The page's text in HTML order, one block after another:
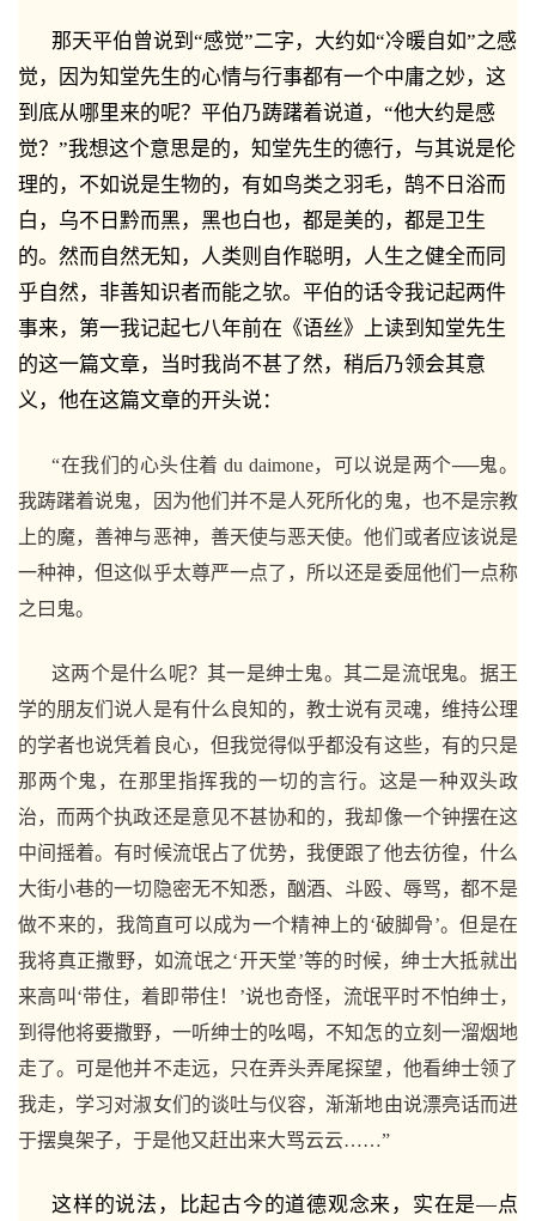
那天平伯曾说到“感觉”二字，大约如“冷暖自如”之感
觉，因为知堂先生的心情与行事都有一个中庸之妙，这
到底从哪里来的呢？平伯乃踌躇着说道，“他大约是感
觉？”我想这个意思是的，知堂先生的德行，与其说是伦
理的，不如说是生物的，有如鸟类之羽毛，鹄不日浴而
白，乌不日黔而黑，黑也白也，都是美的，都是卫生
的。然而自然无知，人类则自作聪明，人生之健全而同
乎自然，非善知识者而能之欤。平伯的话令我记起两件
事来，第一我记起七八年前在《语丝》上读到知堂先生
的这一篇文章，当时我尚不甚了然，稍后乃领会其意
义，他在这篇文章的开头说：
“在我们的心头住着 du daimone，可以说是两个──鬼。
我踌躇着说鬼，因为他们并不是人死所化的鬼，也不是宗教
上的魔，善神与恶神，善天使与恶天使。他们或者应该说是
一种神，但这似乎太尊严一点了，所以还是委屈他们一点称
之曰鬼。
这两个是什么呢？其一是绅士鬼。其二是流氓鬼。据王
学的朋友们说人是有什么良知的，教士说有灵魂，维持公理
的学者也说凭着良心，但我觉得似乎都没有这些，有的只是
那两个鬼，在那里指挥我的一切的言行。这是一种双头政
治，而两个执政还是意见不甚协和的，我却像一个钟摆在这
中间摇着。有时候流氓占了优势，我便跟了他去彷徨，什么
大街小巷的一切隐密无不知悉，酗酒、斗殴、辱骂，都不是
做不来的，我简直可以成为一个精神上的‘破脚骨’。但是在
我将真正撒野，如流氓之‘开天堂’等的时候，绅士大抵就出
来高叫‘带住，着即带住！’说也奇怪，流氓平时不怕绅士，
到得他将要撒野，一听绅士的吆喝，不知怎的立刻一溜烟地
走了。可是他并不走远，只在弄头弄尾探望，他看绅士领了
我走，学习对淑女们的谈吐与仪容，渐渐地由说漂亮话而进
于摆臭架子，于是他又赶出来大骂云云……”
这样的说法，比起古今的道德观念来，实在是—点